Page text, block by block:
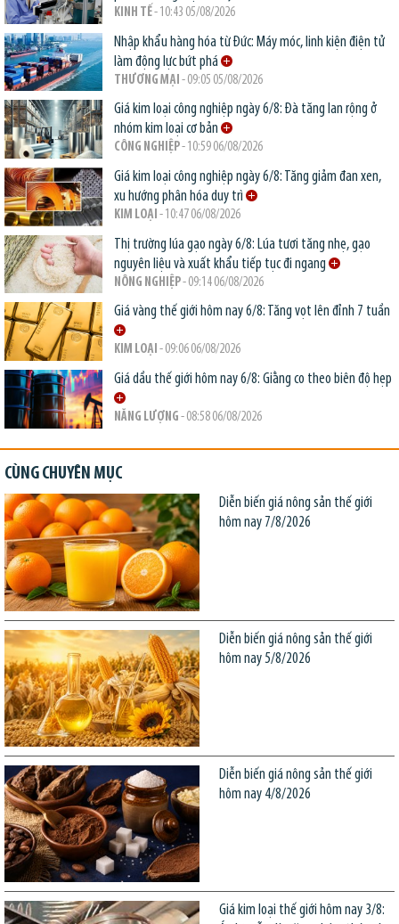
KINH TẾ- 10:43 05/08/2026
Nhập khẩu hàng hóa từ Đức: Máy móc, linh kiện điện tử
làm động lực bứt phá
THƯƠNG MẠI - 09:05 05/08/2026
Giá kim loại công nghiệp ngày 6/8: Đà tăng lan rộng ở
nhóm kim loại cơ bản
CÔNG NGHIỆP- 10:59 06/08/2026
Giá kim loại công nghiệp ngày 6/8: Tăng giảm đan xen,
xu hướng phân hóa duy trì
KIM LOẠI - 10:47 06/08/2026
Thị trường lúa gạo ngày 6/8: Lúa tươi tăng nhẹ, gạo
nguyên liệu và xuất khẩu tiếp tục đi ngang
NÔNG NGHIỆP- 09:14 06/08/2026
Giá vàng thế giới hôm nay 6/8: Tăng vọt lên đỉnh 7 tuần
KIM LOẠI - 09:06 06/08/2026
Giá dầu thế giới hôm nay 6/8: Giằng co theo biên độ hẹp
NĂNG LƯỢNG - 08:58 06/08/2026
CÙNG CHUYÊN MỤC
Diễn biến giá nông sản thế giới
hôm nay 7/8/2026
Diễn biến giá nông sản thế giới
hôm nay 5/8/2026
Diễn biến giá nông sản thế giới
hôm nay 4/8/2026
Giá kim loại thế giới hôm nay 3/8: